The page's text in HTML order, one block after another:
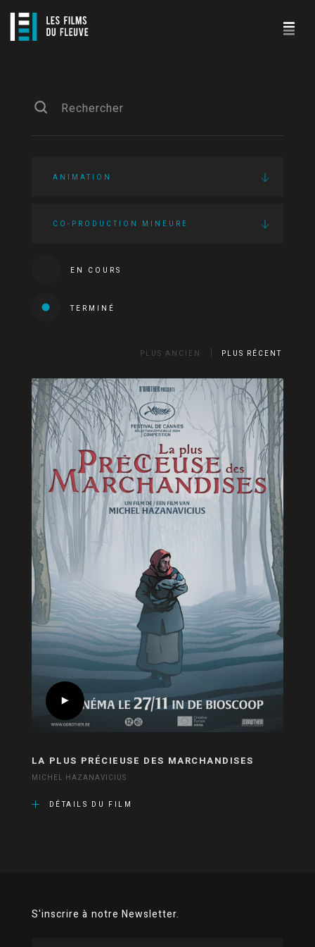
ANIMATION
CO-PRODUCTION MINEURE
EN COURS
TERMINÉ
PLUS ANCIEN PLUS RÉCENT
LA PLUS PRÉCIEUSE DES MARCHANDISES
MICHEL HAZANAVICIUS
DÉTAILS DU FILM
S'inscrire à notre Newsletter.